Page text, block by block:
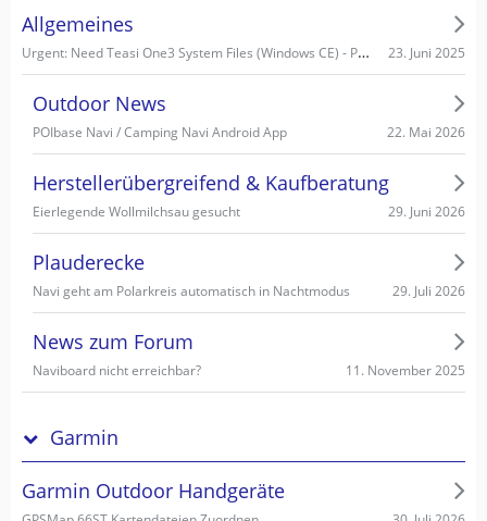
Allgemeines
Urgent: Need Teasi One3 System Files (Windows CE) - PC recognizes it as Mass Storage! 23. Juni 2025
Outdoor News
POIbase Navi / Camping Navi Android App 22. Mai 2026
Herstellerübergreifend & Kaufberatung
Eierlegende Wollmilchsau gesucht 29. Juni 2026
Plauderecke
Navi geht am Polarkreis automatisch in Nachtmodus 29. Juli 2026
News zum Forum
Naviboard nicht erreichbar? 11. November 2025
Garmin
Garmin Outdoor Handgeräte